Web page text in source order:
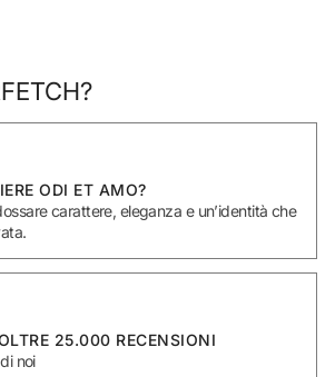
ODI ET AMO?
carattere, eleganza e un’identità che
25.000 RECENSIONI
noi